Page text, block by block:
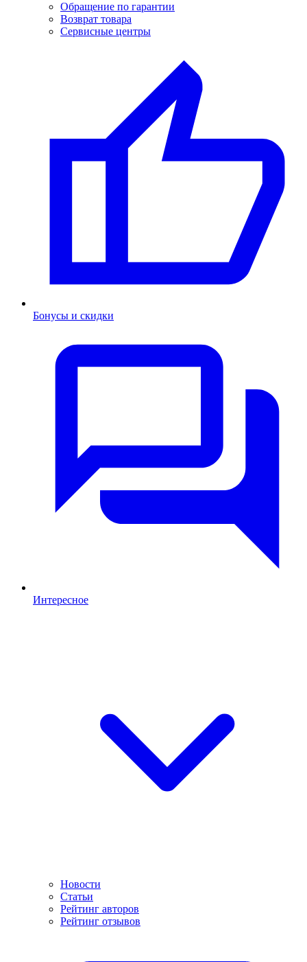
Обращение по гарантии
Возврат товара
Сервисные центры
Бонусы и скидки
Интересное
Новости
Статьи
Рейтинг авторов
Рейтинг отзывов